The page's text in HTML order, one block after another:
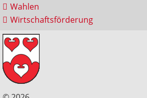
Wahlen
Wirtschaftsförderung